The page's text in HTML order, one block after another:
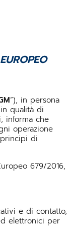
”), in persona
qualità di
informa che
operazione
di
679/2016,
e di contatto,
elettronici per